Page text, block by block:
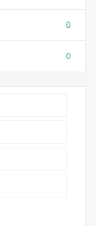
0
0